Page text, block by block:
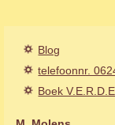
Blog
telefoonnr.
Boek